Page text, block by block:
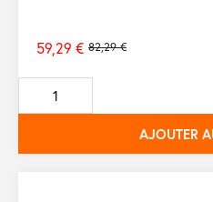
Prix
de
base
82,29 €
59,29 €
AJOUTER